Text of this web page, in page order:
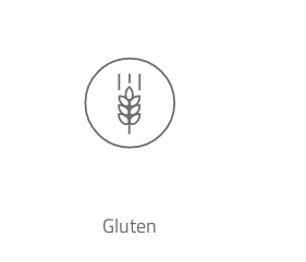
Gluten